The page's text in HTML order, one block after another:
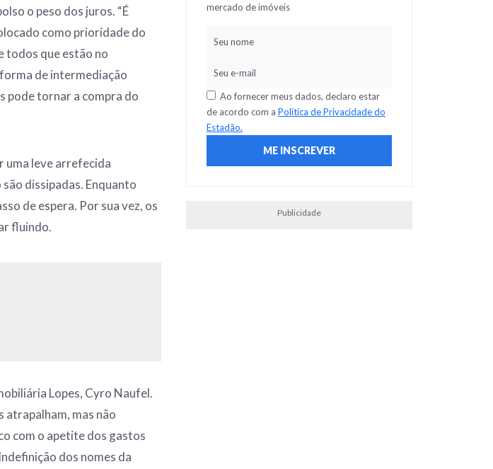
o peso dos juros. “É
como prioridade do
todos que estão no
de intermediação
pode tornar a compra do
uma leve arrefecida
são dissipadas. Enquanto
de espera. Por sua vez, os
fluindo.
Lopes, Cyro Naufel.
atrapalham, mas não
com o apetite dos gastos
dos nomes da
mercado de imóveis
Ao fornecer meus dados, declaro estar
de acordo com a Política de Privacidade do
Estadão.
Publicidade